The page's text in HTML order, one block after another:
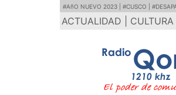
#AñO NUEVO 2023 | #CUSCO |
ACTUALIDAD | CULTURA |